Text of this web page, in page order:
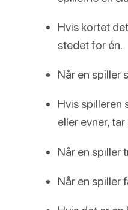
Hvis kortet
stedet for én.
Når en spiller
Hvis spilleren
eller evner,
Når en spiller
Når en spiller